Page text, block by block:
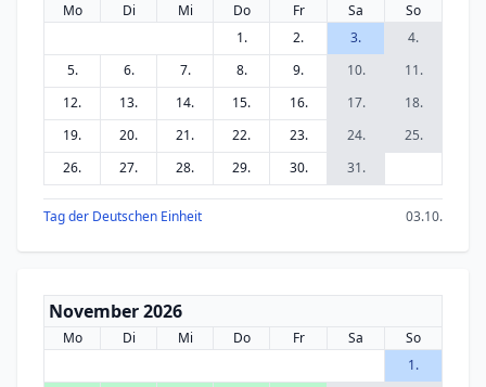
Mo Di Mi Do Fr Sa
So
1.
2. 3.
4.
5.
6. 7. 8. 9. 10.
11.
12.
13. 14. 15. 16. 17.
18.
19.
20. 21. 22. 23. 24.
25.
26.
27. 28. 29. 30. 31.
Tag der Deutschen Einheit 03.10.
November 2026
Mo Di Mi Do Fr Sa
So
1.